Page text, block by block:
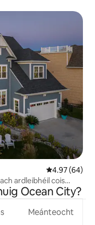
Meánrátáil
4.97 (64)
ardleibhéil cois
Ocean City?
Meánteocht